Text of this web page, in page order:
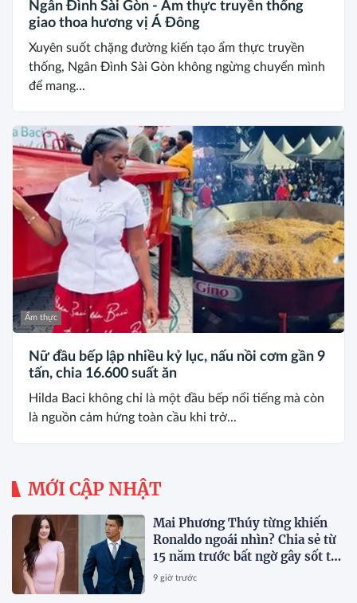
Ngân Đình Sài Gòn - Ẩm thực truyền thống
giao thoa hương vị Á Đông
Xuyên suốt chặng đường kiến tạo ẩm thực truyền
thống, Ngân Đình Sài Gòn không ngừng chuyển mình
để mang...
Ẩm thực
Nữ đầu bếp lập nhiều kỷ lục, nấu nồi cơm gần 9
tấn, chia 16.600 suất ăn
Hilda Baci không chỉ là một đầu bếp nổi tiếng mà còn
là nguồn cảm hứng toàn cầu khi trở...
MỚI CẬP NHẬT
Mai Phương Thúy từng khiến
Ronaldo ngoái nhìn? Chia sẻ từ
15 năm trước bất ngờ gây sốt trở
lại
9 giờ trước